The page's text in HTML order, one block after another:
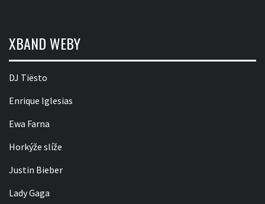
XBAND WEBY
DJ Tiësto
Enrique Iglesias
Ewa Farna
Horkýže slíže
Justin Bieber
Lady Gaga